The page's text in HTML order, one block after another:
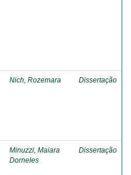
Nich, Rozemara Dissertação
Minuzzi, Maiara
Dorneles
Dissertação